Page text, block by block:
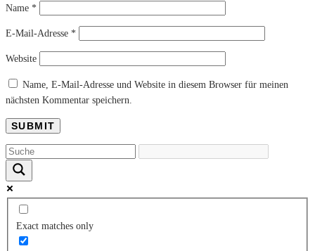
Name *
E-Mail-Adresse *
Website
Name, E-Mail-Adresse und Website in diesem Browser für meinen
nächsten Kommentar speichern.
Exact matches only